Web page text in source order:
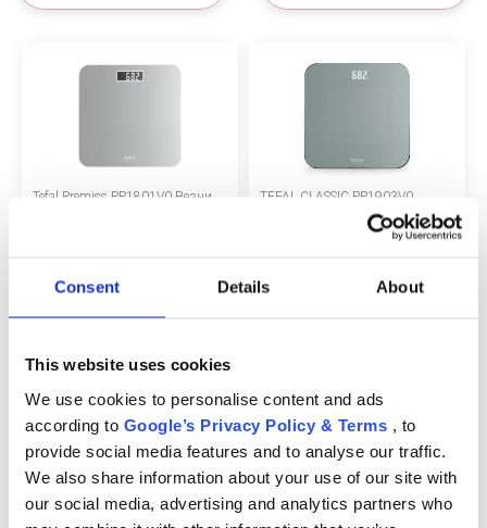
Consent Details About
This website uses cookies
We use cookies to personalise content and ads
according to Google’s Privacy Policy & Terms , to
provide social media features and to analyse our traffic.
We also share information about your use of our site with
our social media, advertising and analytics partners who
ДЕТСКИ СУИНГЕР
БАНЯ И ТОАЛЕТНА
Информация за компанията
Tefal Premiss PP1801V0 Везни
TEFAL CLASSIC PP1903V0
ЕЛЕКТРОНЕН КАНТАР ЗА
БАНЯ, 180KG, СКРИТ
ДИСПЛЕЙ, ЗАКАЛЕНО
Tefal Body Up BM2600V0
интелигентна везна, 180 кг, 7
индикатора, LCD екран, зелена
25 €
Tefal Premiss PP1800V0 Везни
за баня, 160 кг, Точност 100 г,
Стъклена платформа 30x30 см,
16 €